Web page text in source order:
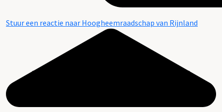
Stuur een reactie naar Hoogheemraadschap van Rijnland